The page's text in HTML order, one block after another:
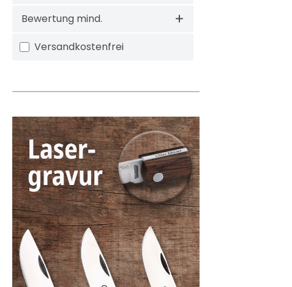
Bewertung mind.
Filter hinzufügen: Versandkostenfrei
Versandkostenfrei
Mehr Information